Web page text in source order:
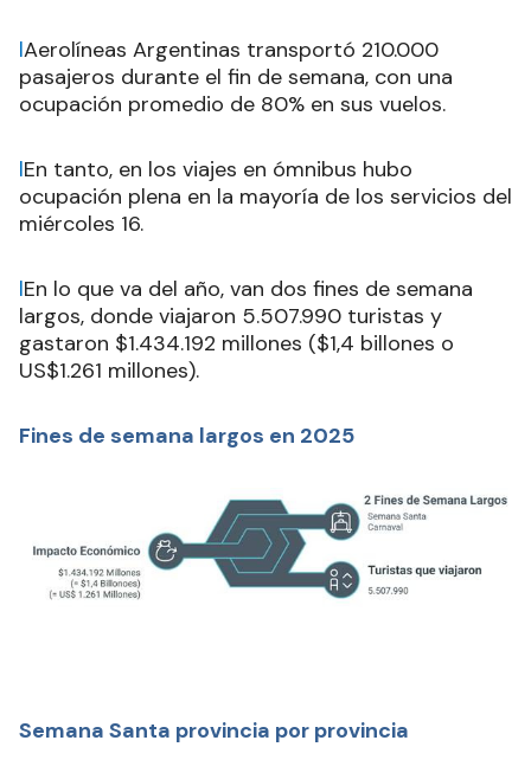
lAerolíneas Argentinas transportó 210.000
pasajeros durante el fin de semana, con una
ocupación promedio de 80% en sus vuelos.
lEn tanto, en los viajes en ómnibus hubo
ocupación plena en la mayoría de los servicios del
miércoles 16.
lEn lo que va del año, van dos fines de semana
largos, donde viajaron 5.507.990 turistas y
gastaron $1.434.192 millones ($1,4 billones o
US$1.261 millones).
Fines de semana largos en 2025
Semana Santa provincia por provincia